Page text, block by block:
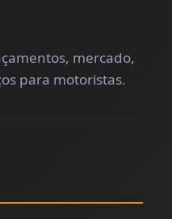
mercado,
para motoristas.